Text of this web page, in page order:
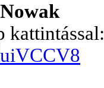
kattintással: